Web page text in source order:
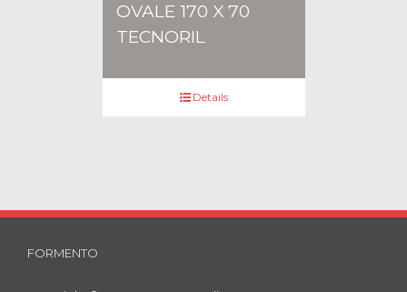
OVALE 170 X 70
TECNORIL
Details
FORMENTO